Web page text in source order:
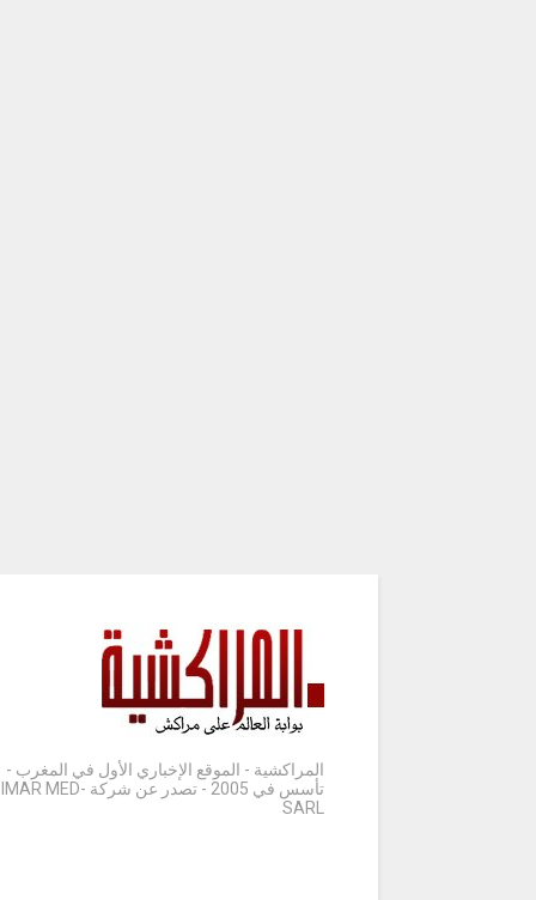
المراكشية - الموقع الإخباري الأول في المغرب -
تأسس في 2005 - تصدر عن شركة IMAR MED-
SARL